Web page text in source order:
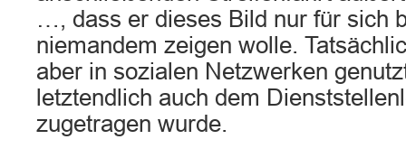
…, dass er dieses Bild nur für sich
niemandem zeigen wolle.
aber in sozialen Netzwerken
letztendlich auch dem
zugetragen wurde.